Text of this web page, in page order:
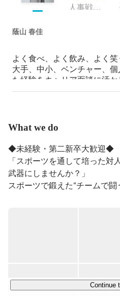
人事戦略部 シニアマネージャー
蔭山 春佳
よく食べ、よく飲み、よく笑
大手、中小、ベンチャー、
た経験をキャリア面談に活
現在は、エンジニアの採用
What we do
◆未経験・第二新卒大歓迎◆
「スポーツを通して培った
武器にしませんか？」
スポーツで鍛えた“チームで闘
▍プロジェクト例
Continue